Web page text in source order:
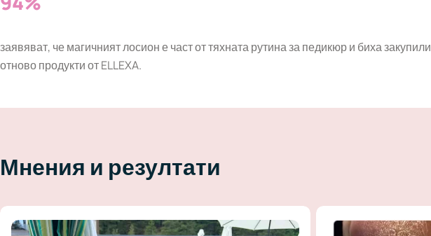
заявяват, че магичният лосион е част от тяхната рутина за педикюр и биха закупили
отново продукти от ELLEXA.
Мнения и резултати